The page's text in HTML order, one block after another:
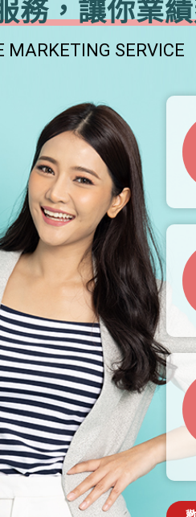
務，讓你業
MARKETING SERVICE